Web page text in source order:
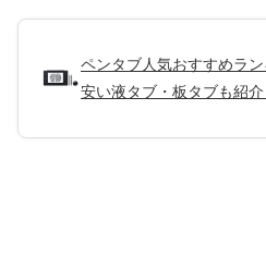
ペンタブ人気おすすめラ
安い液タブ・板タブも紹